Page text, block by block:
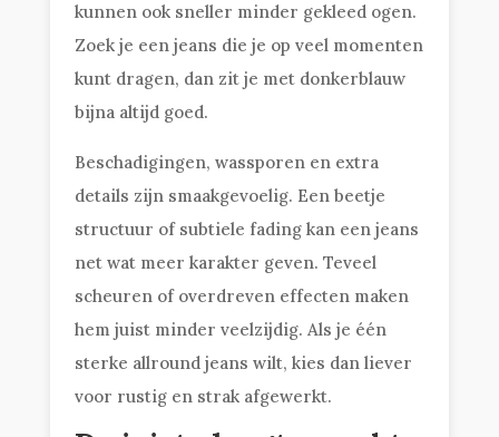
kunnen ook sneller minder gekleed ogen.
Zoek je een jeans die je op veel momenten
kunt dragen, dan zit je met donkerblauw
bijna altijd goed.
Beschadigingen, wassporen en extra
details zijn smaakgevoelig. Een beetje
structuur of subtiele fading kan een jeans
net wat meer karakter geven. Teveel
scheuren of overdreven effecten maken
hem juist minder veelzijdig. Als je één
sterke allround jeans wilt, kies dan liever
voor rustig en strak afgewerkt.